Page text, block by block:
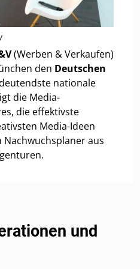
(Werben & Verkaufen)
den Deutschen
nationale
die Media-
die effektivste
Media-Ideen
aus
und